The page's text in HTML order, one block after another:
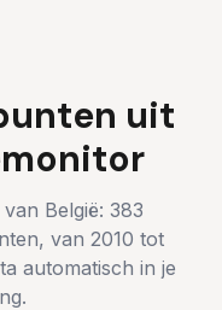
uit
België: 383
van 2010 tot
automatisch in je